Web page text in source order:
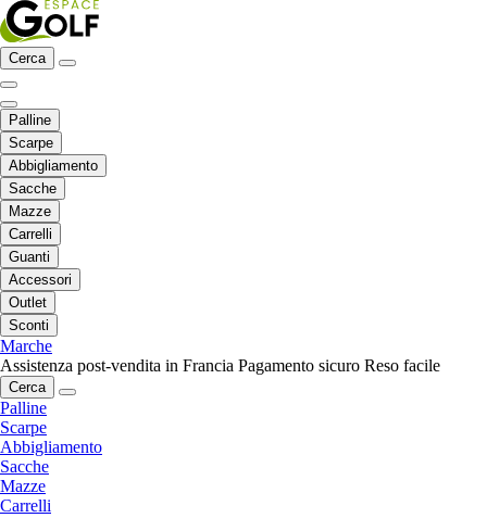
Cerca
Palline
Scarpe
Abbigliamento
Sacche
Mazze
Carrelli
Guanti
Accessori
Outlet
Sconti
Marche
Assistenza post-vendita in Francia Pagamento sicuro Reso facile
Cerca
Palline
Scarpe
Abbigliamento
Sacche
Mazze
Carrelli